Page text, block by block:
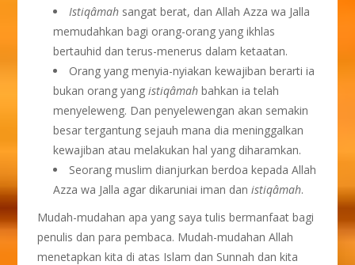
Istiqâmah sangat berat, dan Allah Azza wa Jalla
memudahkan bagi orang-orang yang ikhlas
bertauhid dan terus-menerus dalam ketaatan.
Orang yang menyia-nyiakan kewajiban berarti ia
bukan orang yangistiqâmah bahkan ia telah
menyeleweng. Dan penyelewengan akan semakin
besar tergantung sejauh mana dia meninggalkan
kewajiban atau melakukan hal yang diharamkan.
Seorang muslim dianjurkan berdoa kepada Allah
Azza wa Jalla agar dikaruniai iman danistiqâmah.
Mudah-mudahan apa yang saya tulis bermanfaat bagi
penulis dan para pembaca. Mudah-mudahan Allah
menetapkan kita di atas Islam dan Sunnah dan kita